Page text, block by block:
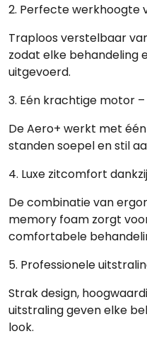
2. Perfecte werkhoogte
Traploos verstelbaar
zodat elke behandeling
uitgevoerd.
3. Eén krachtige motor
De Aero+ werkt met
standen soepel en stil
4. Luxe zitcomfort
De combinatie van
memory foam zorgt
comfortabele
5. Professionele
Strak design,
uitstraling geven elke
look.